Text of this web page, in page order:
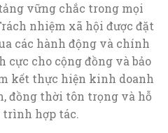
vững chắc trong mọi
nhiệm xã hội được đặt
các hành động và chính
cực cho cộng đồng và bảo
kết thực hiện kinh doanh
đồng thời tôn trọng và hỗ
trình hợp tác.